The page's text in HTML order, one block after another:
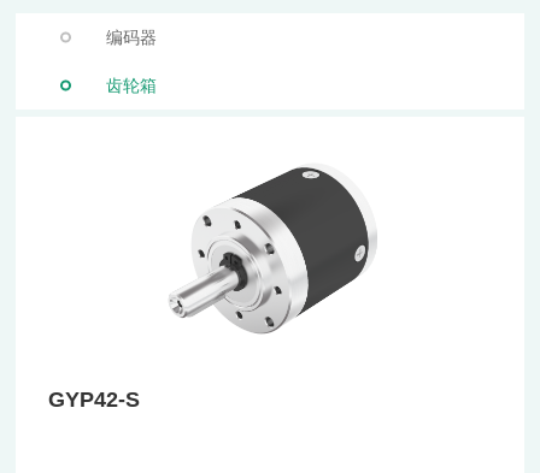
编码器
齿轮箱
GYP42-S